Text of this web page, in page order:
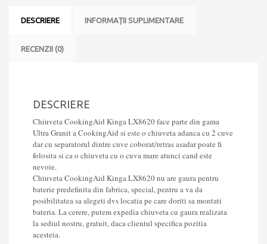
+
CookingAid
Tocatoare
Temperizata
DESCRIERE INFORMAȚII SUPLIMENTARE
RECENZII (0)
DESCRIERE
Chiuveta CookingAid Kinga LX8620 face parte din gama
Ultra Granit a CookingAid si este o chiuveta adanca cu 2 cuve
dar cu separatorul dintre cuve coborat/retras asadar poate fi
folosita si ca o chiuveta cu o cuva mare atunci cand este
nevoie.
Chiuveta CookingAid Kinga LX8620 nu are gaura pentru
baterie predefinita din fabrica, special, pentru a va da
posibilitatea sa alegeti dvs locatia pe care doriti sa montati
bateria. La cerere, putem expedia chiuveta cu gaura realizata
la sediul nostru, gratuit, daca clientul specifica pozitia
acesteia.